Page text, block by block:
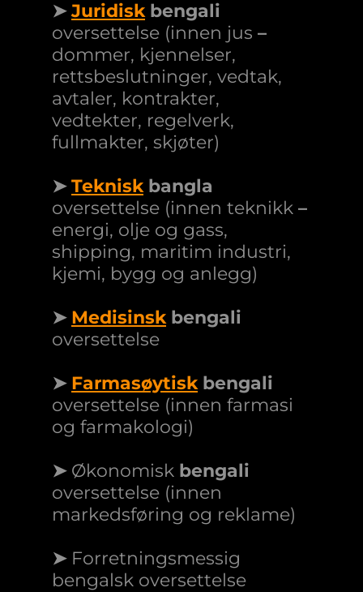
➤Juridiskbengali
oversettelse (innen jus –
dommer, kjennelser,
rettsbeslutninger, vedtak,
avtaler, kontrakter,
vedtekter, regelverk,
fullmakter, skjøter)
➤Tekniskbangla
oversettelse (innen teknikk –
energi, olje og gass,
shipping, maritim industri,
kjemi, bygg og anlegg)
➤ Medisinskbengali
oversettelse
➤ Farmasøytiskbengali
oversettelse (innen farmasi
og farmakologi)
➤ Økonomisk bengali
oversettelse (innen
markedsføring og reklame)
➤ Forretningsmessig
bengalsk oversettelse